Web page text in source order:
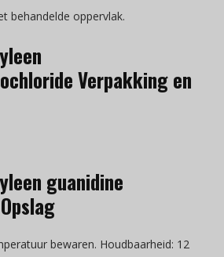
behandelde oppervlak.
Verpakking en
guanidine
bewaren. Houdbaarheid: 12